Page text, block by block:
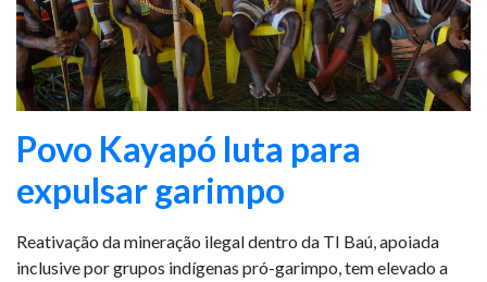
Povo Kayapó luta para
expulsar garimpo
Reativação da mineração ilegal dentro da TI Baú, apoiada
inclusive por grupos indígenas pró-garimpo, tem elevado a